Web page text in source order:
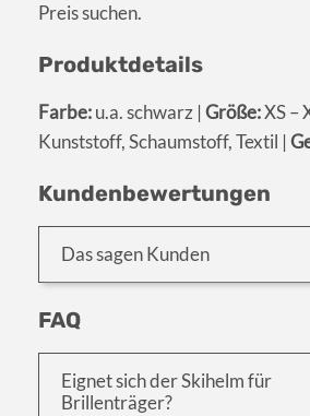
Preis suchen.
Produktdetails
Farbe:u.a. schwarz | Größe:XS –
Kunststoff, Schaumstoff, Textil |
Kundenbewertungen
Das sagen Kunden
FAQ
Eignet sich der Skihelm für
Brillenträger?